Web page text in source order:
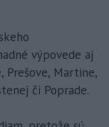
výpovede aj
Prešove, Martine,
či Poprade.